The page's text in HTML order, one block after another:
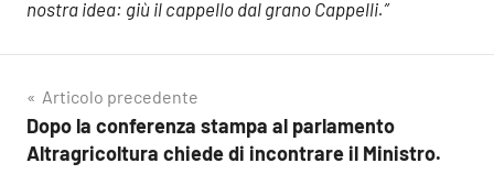
nostra idea: giù il cappello dal grano Cappelli.”
Navigazione
articoli
Articolo precedente
Dopo la conferenza stampa al parlamento
Altragricoltura chiede di incontrare il Ministro.